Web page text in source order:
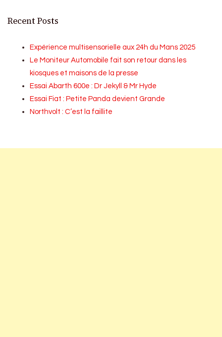
Recent Posts
Expérience multisensorielle aux 24h du Mans 2025
Le Moniteur Automobile fait son retour dans les
kiosques et maisons de la presse
Essai Abarth 600e : Dr Jekyll & Mr Hyde
Essai Fiat : Petite Panda devient Grande
Northvolt : C’est la faillite